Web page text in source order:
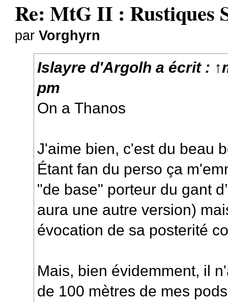
Re: MtG II : Rustiques
parVorghyrn
Islayre d'Argolh a écrit : ↑
pm
On aThanos
J'aime bien, c'est du beau
Étant fan du perso ça
"de base" porteur du gant
aura une autre version)
évocation de sa posterité
Mais, bien évidemment, il
de 100 mètres de mes